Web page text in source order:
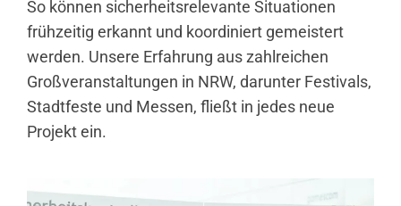
So können sicherheitsrelevante Situationen
frühzeitig erkannt und koordiniert gemeistert
werden. Unsere Erfahrung aus zahlreichen
Großveranstaltungen in NRW, darunter Festivals,
Stadtfeste und Messen, fließt in jedes neue
Projekt ein.